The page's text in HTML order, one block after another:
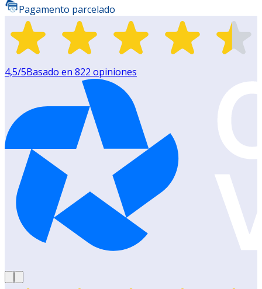
Pagamento parcelado
4,5/5Basado en 822 opiniones